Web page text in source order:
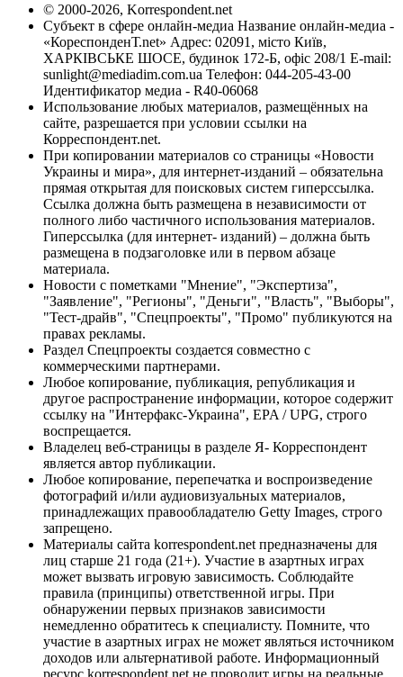
© 2000-2026, Korrespondent.net
Субъект в сфере онлайн-медиа Название онлайн-медиа -
«КореспонденТ.net» Адрес: 02091, місто Київ,
ХАРКІВСЬКЕ ШОСЕ, будинок 172-Б, офіс 208/1 E-mail:
sunlight@mediadim.com.ua Телефон: 044-205-43-00
Идентификатор медиа - R40-06068
Использование любых материалов, размещённых на
сайте, разрешается при условии ссылки на
Корреспондент.net.
При копировании материалов со страницы «Новости
Украины и мира», для интернет-изданий – обязательна
прямая открытая для поисковых систем гиперссылка.
Ссылка должна быть размещена в независимости от
полного либо частичного использования материалов.
Гиперссылка (для интернет- изданий) – должна быть
размещена в подзаголовке или в первом абзаце
материала.
Новости с пометками "Мнение", "Экспертиза",
"Заявление", "Регионы", "Деньги", "Власть", "Выборы",
"Тест-драйв", "Спецпроекты", "Промо" публикуются на
правах рекламы.
Раздел Спецпроекты создается совместно с
коммерческими партнерами.
Любое копирование, публикация, републикация и
другое распространение информации, которое содержит
ссылку на "Интерфакс-Украина", EPA / UPG, строго
воспрещается.
Владелец веб-страницы в разделе Я- Корреспондент
является автор публикации.
Любое копирование, перепечатка и воспроизведение
фотографий и/или аудиовизуальных материалов,
принадлежащих правообладателю Getty Images, строго
запрещено.
Материалы сайта korrespondent.net предназначены для
лиц старше 21 года (21+). Участие в азартных играх
может вызвать игровую зависимость. Соблюдайте
правила (принципы) ответственной игры. При
обнаружении первых признаков зависимости
немедленно обратитесь к специалисту. Помните, что
участие в азартных играх не может являться источником
доходов или альтернативой работе. Информационный
ресурс korrespondent.net не проводит игры на реальные